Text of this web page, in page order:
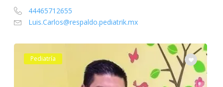
44465712655
Luis.Carlos@respaldo.pediatrik.mx
Pediatría